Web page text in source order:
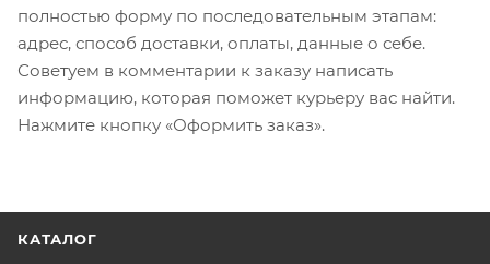
полностью форму по последовательным этапам:
адрес, способ доставки, оплаты, данные о себе.
Советуем в комментарии к заказу написать
информацию, которая поможет курьеру вас найти.
Нажмите кнопку «Оформить заказ».
КАТАЛОГ